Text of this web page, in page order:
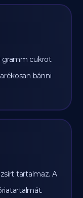
gramm cukrot
bánni
tartalmaz. A